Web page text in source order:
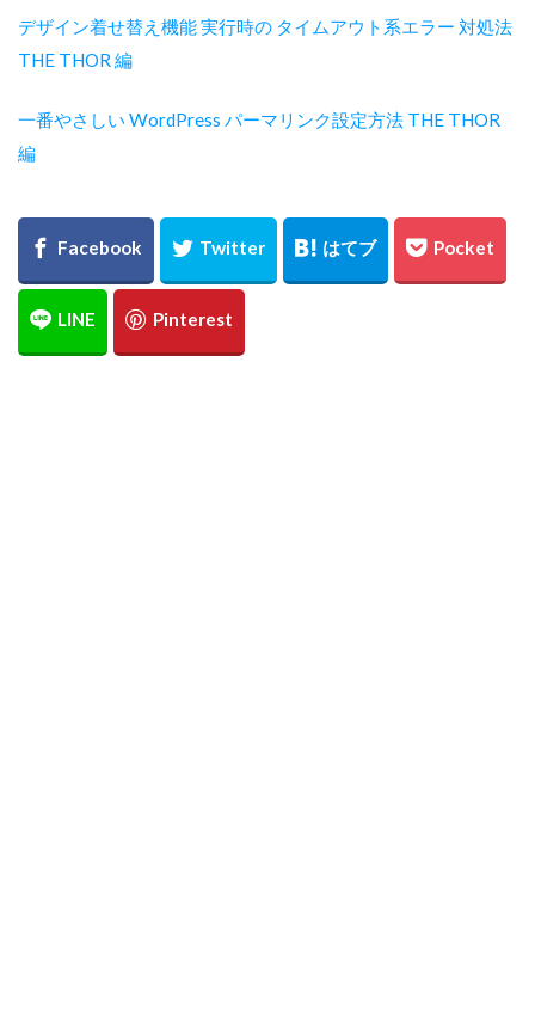
デザイン着せ替え機能 実行時の タイムアウト系エラー 対処法
THE THOR 編
一番やさしい WordPress パーマリンク設定方法 THE THOR
編